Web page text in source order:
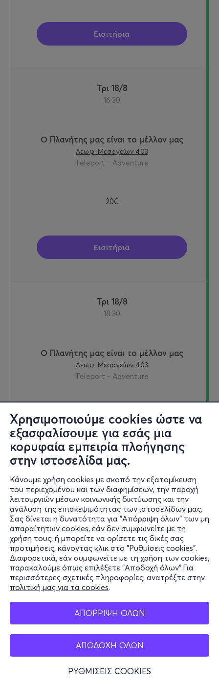
Χρησιμοποιούμε cookies ώστε να
εξασφαλίσουμε για εσάς μια
κορυφαία εμπειρία πλοήγησης
στην ιστοσελίδα μας.
Κάνουμε χρήση cookies με σκοπό την εξατομίκευση
του περιεχομένου και των διαφημίσεων, την παροχή
λειτουργιών μέσων κοινωνικής δικτύωσης και την
ανάλυση της επισκεψιμότητας των ιστοσελίδων μας.
Σας δίνεται η δυνατότητα για "Απόρριψη όλων" των μη
απαραίτητων cookies, εάν δεν συμφωνείτε με τη
χρήση τους, ή μπορείτε να ορίσετε τις δικές σας
προτιμήσεις, κάνοντας κλικ στο "Ρυθμίσεις cookies".
Διαφορετικά, εάν συμφωνείτε με τη χρήση των cookies,
παρακαλούμε όπως επιλέξετε "Αποδοχή όλων".Για
περισσότερες σχετικές πληροφορίες, ανατρέξτε στην
πολιτική μας για τα cookies.
ΑΠΟΡΡΙΨΗ ΟΛΩΝ
ΑΠΟΔΟΧΗ ΟΛΩΝ
ΡΥΘΜΙΣΕΙΣ COOKIES
Εισιτήρια
Τρι 18/8
16:30
Ο Πλανήτης μας είναι το μέλλον μας
Λεωφ. Μεσογείων 403
Teleport - Adventure
20€
Εισιτήρια
Τρι 18/8
18:30
Ο Πλανήτης μας είναι το μέλλον μας
Λεωφ. Μεσογείων 403
Teleport - Adventure
Εισιτήρια
Τρι 18/8
20:00
Ο Πλανήτης μας είναι το μέλλον μας
Λεωφ. Μεσογείων 403
Teleport - Adventure
Εισιτήρια